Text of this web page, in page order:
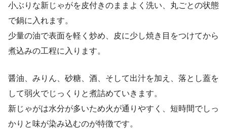
小ぶりな新じゃがを皮付きのままよく洗い、丸ごとの状態
で鍋に入れます。
少量の油で表面を軽く炒め、皮に少し焼き目をつけてから
煮込みの工程に入ります。
醤油、みりん、砂糖、酒、そして出汁を加え、落とし蓋を
して弱火でじっくりと煮詰めていきます。
新じゃがは水分が多いため火が通りやすく、短時間でしっ
かりと味が染み込むのが特徴です。